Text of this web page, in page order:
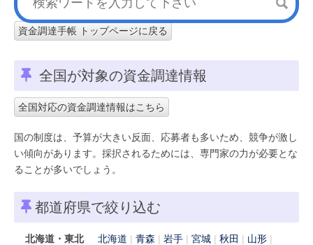
資金調達手帳 トップページに戻る
全国が対象の資金調達情報
全国対応の資金調達情報はこちら
国の制度は、予算が大きい反面、応募者も多いため、競争が激し
い傾向があります。採択されるためには、専門家の力が必要とな
ることが多いでしょう。
都道府県で絞り込む
北海道・東北 北海道 青森 岩手 宮城 秋田
山形